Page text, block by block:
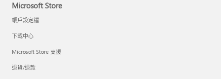
Microsoft Store
帳戶設定檔
下載中心
Microsoft Store 支援
退貨/退款